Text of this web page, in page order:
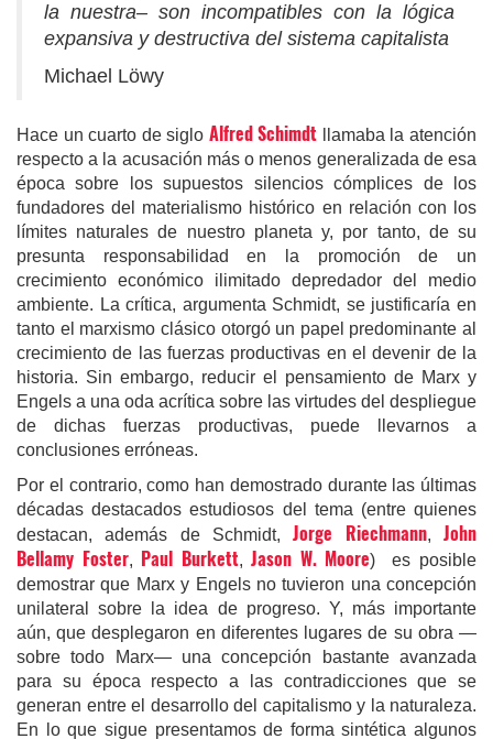
la nuestra– son incompatibles con la lógica
expansiva y destructiva del sistema capitalista
Michael Löwy
Hace un cuarto de siglo Alfred Schimdt llamaba la atención
respecto a la acusación más o menos generalizada de esa
época sobre los supuestos silencios cómplices de los
fundadores del materialismo histórico en relación con los
límites naturales de nuestro planeta y, por tanto, de su
presunta responsabilidad en la promoción de un
crecimiento económico ilimitado depredador del medio
ambiente. La crítica, argumenta Schmidt, se justificaría en
tanto el marxismo clásico otorgó un papel predominante al
crecimiento de las fuerzas productivas en el devenir de la
historia. Sin embargo, reducir el pensamiento de Marx y
Engels a una oda acrítica sobre las virtudes del despliegue
de dichas fuerzas productivas, puede llevarnos a
conclusiones erróneas.
Por el contrario, como han demostrado durante las últimas
décadas destacados estudiosos del tema (entre quienes
destacan, además de Schmidt,Jorge Riechmann,John
Bellamy Foster, Paul Burkett,Jason W. Moore) es posible
demostrar que Marx y Engels no tuvieron una concepción
unilateral sobre la idea de progreso. Y, más importante
aún, que desplegaron en diferentes lugares de su obra —
sobre todo Marx— una concepción bastante avanzada
para su época respecto a las contradicciones que se
generan entre el desarrollo del capitalismo y la naturaleza.
En lo que sigue presentamos de forma sintética algunos